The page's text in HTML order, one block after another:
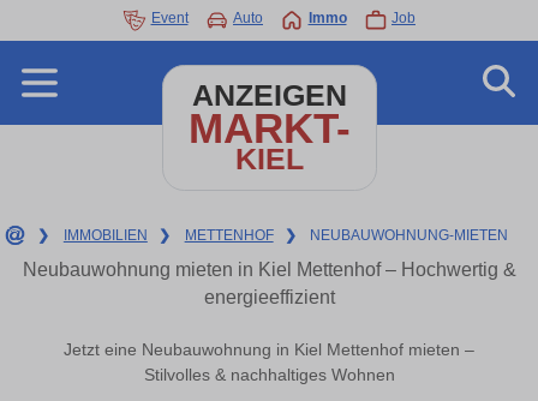
Event Auto Immo Job
ANZEIGEN
MARKT-
KIEL
❯ IMMOBILIEN ❯ METTENHOF ❯ NEUBAUWOHNUNG-MIETEN
Neubauwohnung mieten in Kiel Mettenhof – Hochwertig &
energieeffizient
Jetzt eine Neubauwohnung in Kiel Mettenhof mieten –
Stilvolles & nachhaltiges Wohnen